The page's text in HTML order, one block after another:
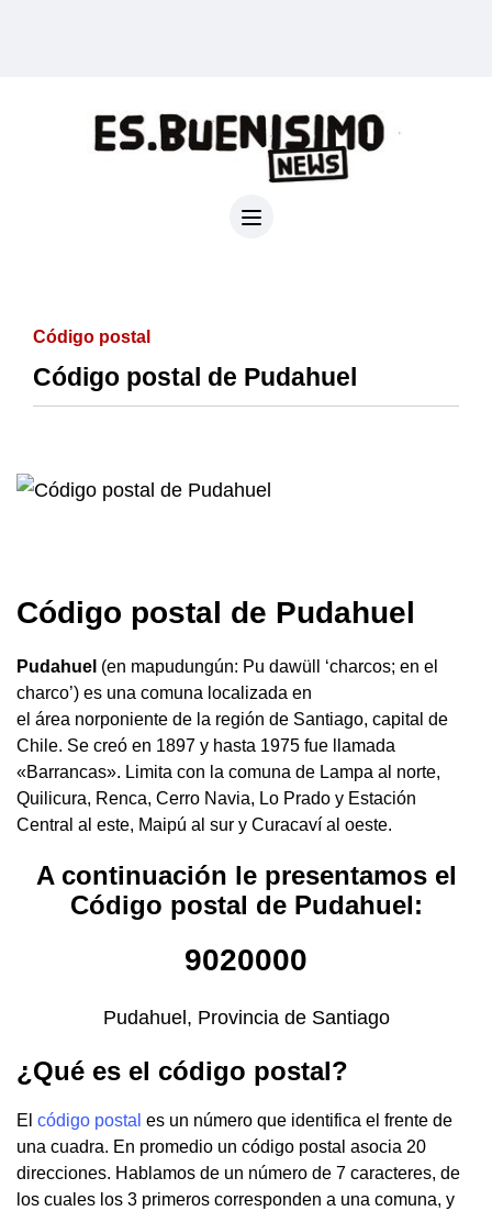
Código postal
Código postal de Pudahuel
Código postal de Pudahuel
Pudahuel (en mapudungún: Pu dawüll ‘charcos; en el
charco’) es una comuna localizada en
el área norponiente de la región de Santiago, capital de
Chile. Se creó en 1897 y hasta 1975 fue llamada
«Barrancas». Limita con la comuna de Lampa al norte,
Quilicura, Renca, Cerro Navia, Lo Prado y Estación
Central al este, Maipú al sur y Curacaví al oeste.
A continuación le presentamos el
Código postal de Pudahuel:
9020000
Pudahuel, Provincia de Santiago
¿Qué es el código postal?
El código postal es un número que identifica el frente de
una cuadra. En promedio un código postal asocia 20
direcciones. Hablamos de un número de 7 caracteres, de
los cuales los 3 primeros corresponden a una comuna, y